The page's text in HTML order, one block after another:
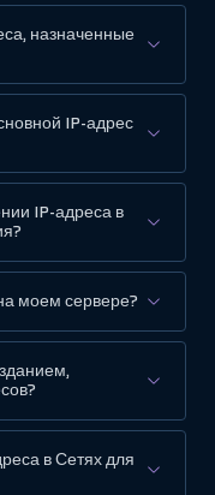
назначенные
IP-адрес
IP-адреса в
моем сервере?
в Сетях для